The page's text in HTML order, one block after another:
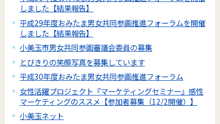
しました【結果報告】
平成29年度おみたま男女共同参画推進フォーラムを開催
しました【結果報告】
小美玉市男女共同参画審議会委員の募集
とびきりの笑顔写真を募集しています
平成30年度おみたま男女共同参画推進フォーラム
女性活躍プロジェクト『マーケティングセミナー』感性
マーケティングのススメ【参加者募集（12/2開催）】
小美玉ネット